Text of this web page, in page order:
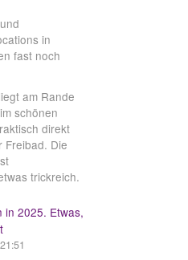
in
fast noch
am Rande
schönen
direkt
Freibad. Die
trickreich.
in 2025. Etwas,